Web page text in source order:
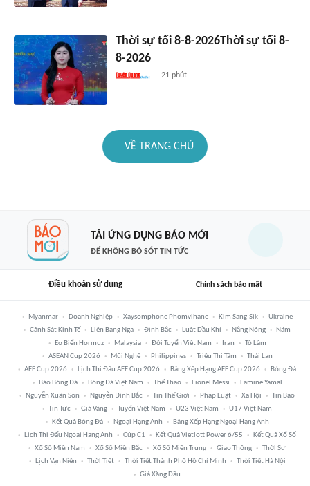
Thời sự tối 8-8-2026Thời sự tối 8-
8-2026
21 phút
VỀ TRANG CHỦ
TẢI ỨNG DỤNG BÁO MỚI
ĐỂ KHÔNG BỎ SÓT TIN TỨC
Điều khoản sử dụng Chính sách bảo mật
Myanmar Doanh Nghiệp Xaysomphone Phomvihane Kim Sang-Sik
Ukraine
Cảnh Sát Kinh Tế
Liên Bang Nga Đình Bắc Luật Dầu Khí Nắng Nóng
Năm
Eo Biển Hormuz
Malaysia Đội Tuyển Việt Nam Iran
Tô Lâm
ASEAN Cup 2026
Mũi Nghê Philippines Triệu Thị Tâm
Thái Lan
AFF Cup 2026
Lịch Thi Đấu AFF Cup 2026 Bảng Xếp Hạng AFF Cup 2026
Bóng Đá
Báo Bóng Đá
Bóng Đá Việt Nam Thể Thao Lionel Messi
Lamine Yamal
Nguyễn Xuân Son
Nguyễn Đình Bắc Tin Thế Giới Pháp Luật Xã Hội
Tin Bão
Tin Tức
Giá Vàng Tuyển Việt Nam U23 Việt Nam
U17 Việt Nam
Kết Quả Bóng Đá
Ngoại Hạng Anh
Bảng Xếp Hạng Ngoại Hạng Anh
Lịch Thi Đấu Ngoại Hạng Anh
Cúp C1 Kết Quả Vietlott Power 6/55
Kết Quả Xổ Số
Xổ Số Miền Nam
Xổ Số Miền Bắc Xổ Số Miền Trung Giao Thông
Thời Sự
Lịch Vạn Niên
Thời Tiết Thời Tiết Thành Phố Hồ Chí Minh
Thời Tiết Hà Nội
Giá Xăng Dầu